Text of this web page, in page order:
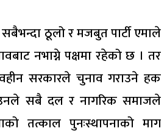
ठूलो र मजबुत पार्टी एमाले
नभाग्ने पक्षमा रहेको छ । तर
सरकारले चुनाव गराउने हक
सबै दल र नागरिक समाजले
तत्काल पुनःस्थापनाको माग